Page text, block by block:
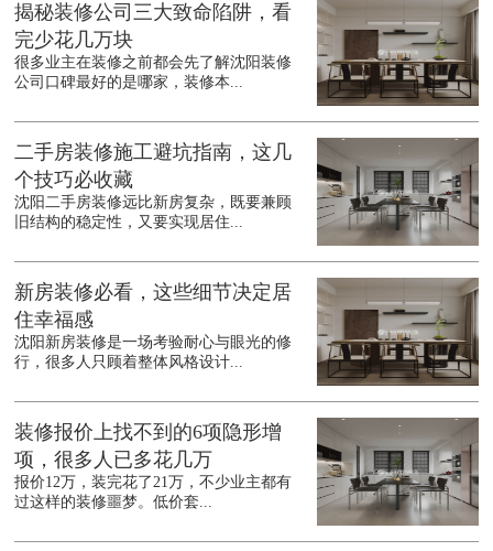
揭秘装修公司三大致命陷阱，看
完少花几万块
很多业主在装修之前都会先了解沈阳装修
公司口碑最好的是哪家，装修本...
二手房装修施工避坑指南，这几
个技巧必收藏
沈阳二手房装修远比新房复杂，既要兼顾
旧结构的稳定性，又要实现居住...
新房装修必看，这些细节决定居
住幸福感
沈阳新房装修是一场考验耐心与眼光的修
行，很多人只顾着整体风格设计...
装修报价上找不到的6项隐形增
项，很多人已多花几万
报价12万，装完花了21万，不少业主都有
过这样的装修噩梦。低价套...